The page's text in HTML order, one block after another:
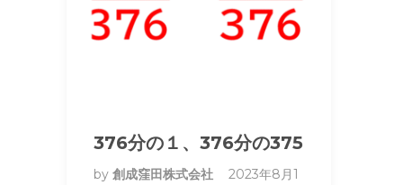
376分の１、376分の375
by 創成窪田株式会社
2023年8月1